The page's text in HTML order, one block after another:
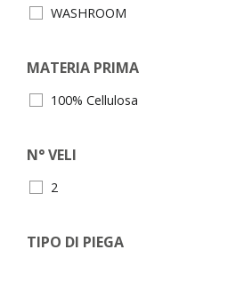
WASHROOM
MATERIA PRIMA
100% Cellulosa
N° VELI
2
TIPO DI PIEGA